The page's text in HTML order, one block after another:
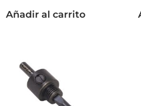
Añadir al carrito